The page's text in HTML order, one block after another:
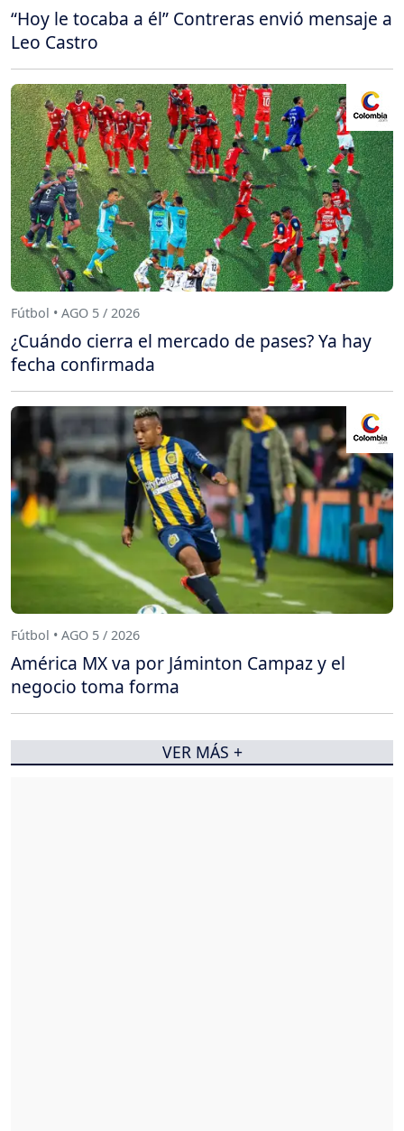
“Hoy le tocaba a él” Contreras envió mensaje a
Leo Castro
Fútbol • AGO 5 / 2026
¿Cuándo cierra el mercado de pases? Ya hay
fecha confirmada
Fútbol • AGO 5 / 2026
América MX va por Jáminton Campaz y el
negocio toma forma
VER MÁS +